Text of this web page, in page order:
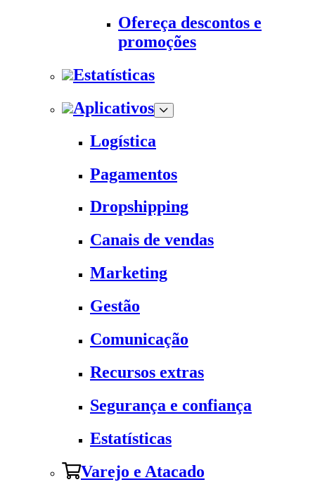
Ofereça descontos e
promoções
Estatísticas
Aplicativos
Logística
Pagamentos
Dropshipping
Canais de vendas
Marketing
Gestão
Comunicação
Recursos extras
Segurança e confiança
Estatísticas
Varejo e Atacado